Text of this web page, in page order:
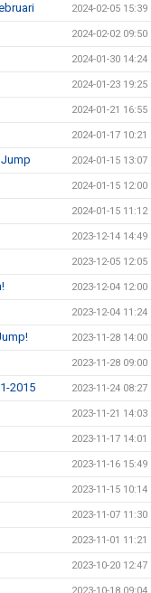
2024-02-05 15:39
2024-02-02 09:50
2024-01-30 14:24
2024-01-23 19:25
2024-01-21 16:55
2024-01-17 10:21
2024-01-15 13:07
2024-01-15 12:00
2024-01-15 11:12
2023-12-14 14:49
2023-12-05 12:05
2023-12-04 12:00
2023-12-04 11:24
2023-11-28 14:00
2023-11-28 09:00
2015 2023-11-24 08:27
2023-11-21 14:03
2023-11-17 14:01
2023-11-16 15:49
2023-11-15 10:14
2023-11-07 11:30
2023-11-01 11:21
2023-10-20 12:47